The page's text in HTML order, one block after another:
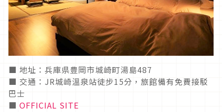
■ 地址：兵庫県豊岡市城崎町湯島487
■ 交通：JR城崎溫泉站徒步15分，旅館備有免費接駁
巴士
■ OFFICIAL SITE